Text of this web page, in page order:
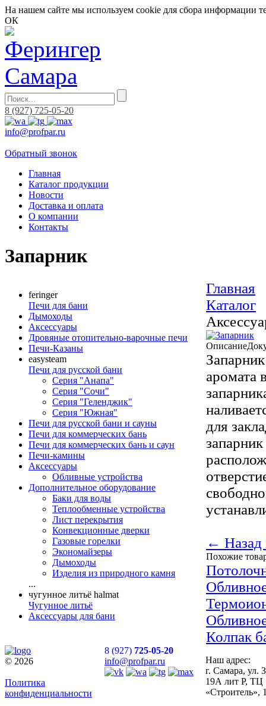
На нашем сайте мы используем cookie для сбора информации
ОК
8 (927) 725-05-20
info@profpar.ru
Обратный звонок
Главная
Каталог продукции
Новости
Доставка и оплата
О компании
Контакты
Запарник
feringer
Печи для бани
Дымоходы
Аксессуары
Дровяные отопительно-варочные печи
Печи-Казаны
easysteam
Печи для русской бани
Серия "Анапа"
Серия "Сочи"
Серия "Геленджик"
Серия "Южная"
Печи для русской бани и сауны
Печи для коммерческих бань
Печи для коммерческих бань и саун
Печи-камины
Аксессуары
Обливные устройства
Дополнительное оборудование
Баки для воды
Теплообменные устройства
Лист перекрытия
Конвекционные дверки
Газовые горелки
Экономайзеры
Дымоходы
Изделия из природного камня
...
чугунное литьё halmat
Чугунное литьё
Аксессуары для бани
Главная
Каталог
Описание
аромата
для
← Назад
Похожие
Колпак
© 2026
Политика
конфиденциальности
8 (927) 725-05-20
info@profpar.ru
Наш адрес:
г. Самара, ул.
19А лит Р, ТЦ
«Строитель»,